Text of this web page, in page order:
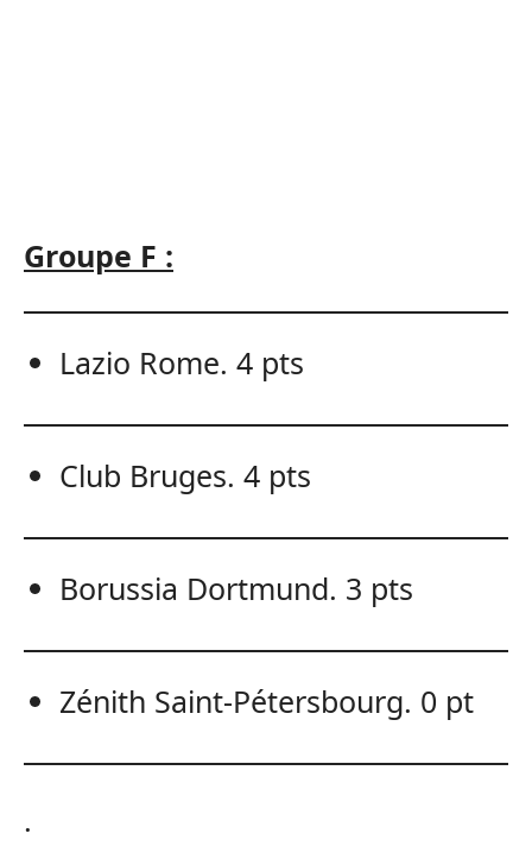
Groupe F :
Lazio Rome. 4 pts
Club Bruges. 4 pts
Borussia Dortmund. 3 pts
Zénith Saint-Pétersbourg. 0 pt
.